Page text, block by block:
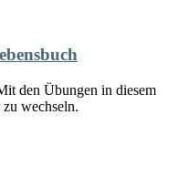
den Übungen in diesem
wechseln.